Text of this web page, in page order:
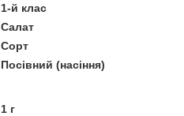
1-й клас
Салат
Сорт
Посівний (насіння)
1 г